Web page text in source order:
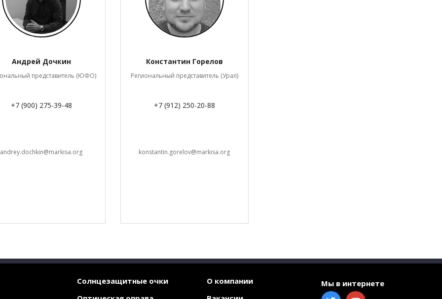
Андрей Дочкин
представитель (ЮФО)
+7 (900) 275-39-48
andrey.dochkin@markisa.org
Константин Горелов
Региональный представитель (Урал)
+7 (912) 250-20-88
konstantin.gorelov@markisa.org
Мы в интернете
Солнцезащитные очки
О компании